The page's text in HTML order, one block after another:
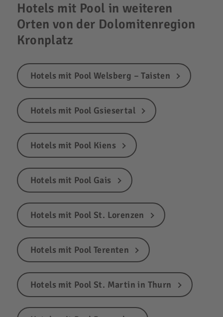
Hotels mit Pool in weiteren
Orten von der Dolomitenregion
Kronplatz
Hotels mit Pool Welsberg – Taisten
Hotels mit Pool Gsiesertal
Hotels mit Pool Kiens
Hotels mit Pool Gais
Hotels mit Pool St. Lorenzen
Hotels mit Pool Terenten
Hotels mit Pool St. Martin in Thurn